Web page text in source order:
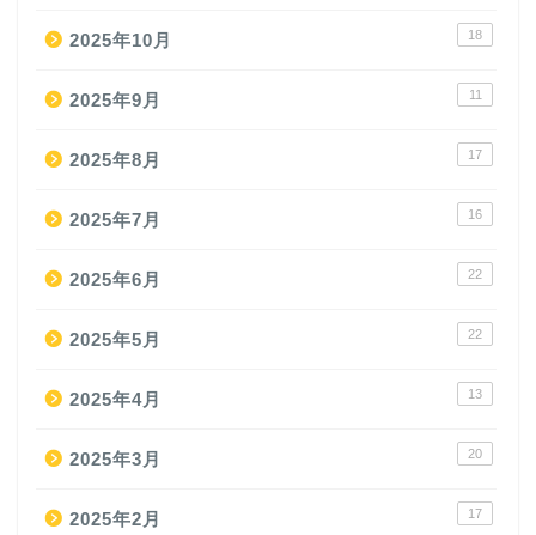
2025年10月 18
2025年9月 11
2025年8月 17
2025年7月 16
2025年6月 22
2025年5月 22
2025年4月 13
2025年3月 20
2025年2月 17